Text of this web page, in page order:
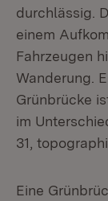
durchlässig.
einem
Fahrzeugen
Wanderung.
Grünbrücke
im
31,
Eine